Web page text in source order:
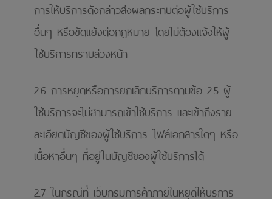
การให้บริการดังกล่าวส่งผลกระทบต่อผู้ใช้บริการ
อื่นๆ หรือขัดแย้งต่อกฎหมาย โดยไม่ต้องแจ้งให้ผู้
ใช้บริการทราบล่วงหน้า
2.6 การหยุดหรือการยกเลิกบริการตามข้อ 2.5 ผู้
ใช้บริการจะไม่สามารถเข้าใช้บริการ และเข้าถึงราย
ละเอียดบัญชีของผู้ใช้บริการ ไฟล์เอกสารใดๆ หรือ
เนื้อหาอื่นๆ ที่อยู่ในบัญชีของผู้ใช้บริการได้
2.7 ในกรณีที่ เว็บกรมการค้าภายในหยุดให้บริการ